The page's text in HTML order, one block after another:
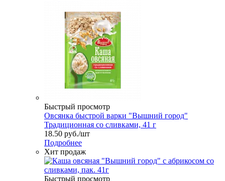
Быстрый просмотр
Овсянка быстрой варки "Вышний город"
Традиционная со сливками, 41 г
18.50 руб./шт
Подробнее
Хит продаж
Быстрый просмотр